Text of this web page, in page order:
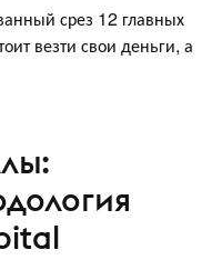
срез 12 главных
везти свои деньги, а